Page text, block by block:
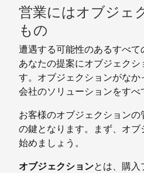
営業にはオブジェ
もの
遭遇する可能性のあるすべて
あなたの提案にオブジェクシ
す。オブジェクションがな
会社のソリューションをすべ
お客様のオブジェクション
の鍵となります。まず、オ
始めましょう。
オブジェクションとは、購